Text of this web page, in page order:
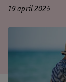
19 april 2025